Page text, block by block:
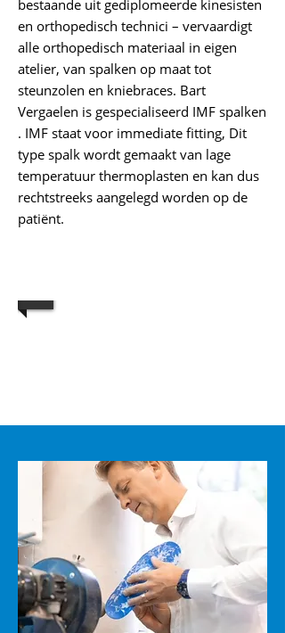
bestaande uit gediplomeerde kinesisten
en orthopedisch technici – vervaardigt
alle orthopedisch materiaal in eigen
atelier, van spalken op maat tot
steunzolen en kniebraces. Bart
Vergaelen is gespecialiseerd IMF spalken
. IMF staat voor immediate fitting, Dit
type spalk wordt gemaakt van lage
temperatuur thermoplasten en kan dus
rechtstreeks aangelegd worden op de
patiënt.